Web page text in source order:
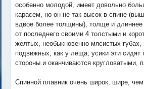
особенно молодой, имеет довольно
карасем, но он не так высок в спине
вдвое более толщины), толще и длиннее
от последнего своими 4 толстыми и
желтых, необыкновенно мясистых губах,
подвижных, как у леща; усики эти сидят
стороны и оканчиваются кругловатыми,
Спинной плавник очень широк, шире,